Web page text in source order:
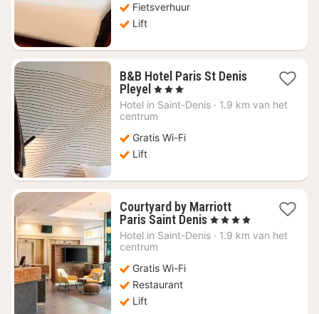
Fietsverhuur
Lift
B&B Hotel Paris St Denis
Pleyel 1
nacht
vanaf
56,31
, 3 Sterren
Hotel in Saint-Denis · 1.9 km van het
centrum
Gratis Wi-Fi
Lift
Courtyard by Marriott
Paris Saint Denis1
nacht
, 4 Sterren
Hotel in Saint-Denis · 1.9 km van het
centrum
Gratis Wi-Fi
Restaurant
Lift